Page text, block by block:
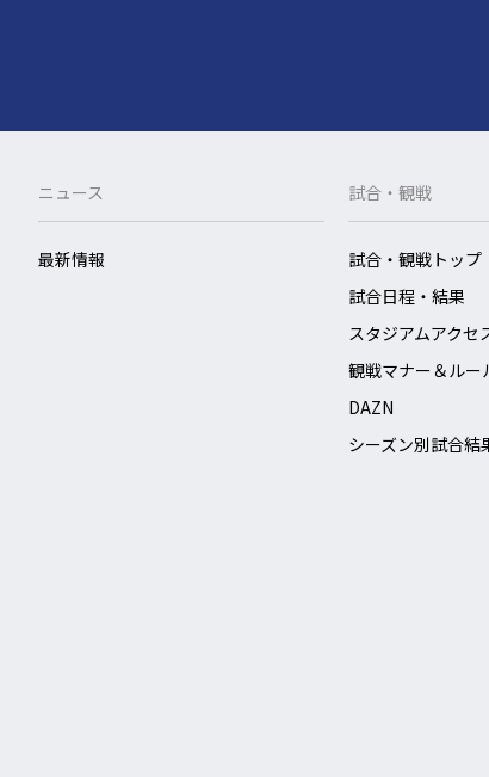
ニュース
最新情報
試合・観戦
試合・観戦トップ
試合日程・結果
スタジアムアクセ
観戦マナー＆ルー
DAZN
シーズン別試合結